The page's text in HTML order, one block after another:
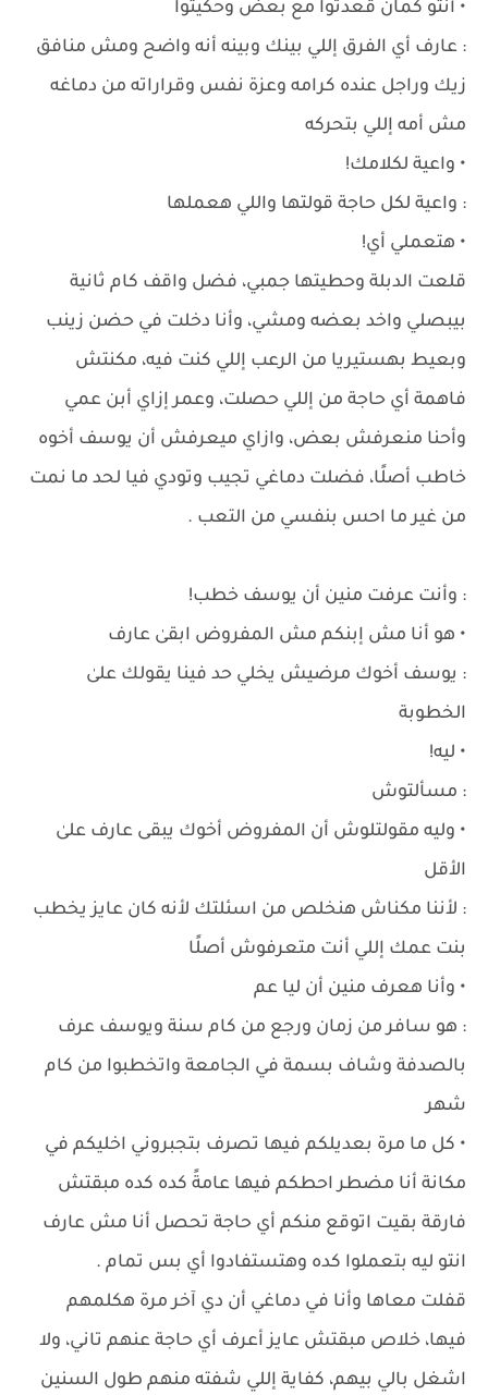
• أنتو كمان قعدتوا مع بعض وحكيتوا
: عارف أي الفرق إللي بينك وبينه أنه واضح ومش منافق
زيك وراجل عنده كرامه وعزة نفس وقراراته من دماغه
مش أمه إللي بتحركه
• واعية لكلامك!
: واعية لكل حاجة قولتها واللي هعملها
• هتعملي أي!
قلعت الدبلة وحطيتها جمبي، فضل واقف كام ثانية
بيبصلي واخد بعضه ومشي، وأنا دخلت في حضن زينب
وبعيط بهستيريا من الرعب إللي كنت فيه، مكنتش
فاهمة أي حاجة من إللي حصلت، وعمر إزاي أبن عمي
وأحنا منعرفش بعض، وازاي ميعرفش أن يوسف أخوه
خاطب أصلًا، فضلت دماغي تجيب وتودي فيا لحد ما نمت
من غير ما احس بنفسي من التعب .
: وأنت عرفت منين أن يوسف خطب!
• هو أنا مش إبنكم مش المفروض ابقىٰ عارف
: يوسف أخوك مرضيش يخلي حد فينا يقولك علىٰ
الخطوبة
• ليه!
: مسألتوش
• وليه مقولتلوش أن المفروض أخوك يبقى عارف علىٰ
الأقل
: لأننا مكناش هنخلص من اسئلتك لأنه كان عايز يخطب
بنت عمك إللي أنت متعرفوش أصلًا
• وأنا هعرف منين أن ليا عم
: هو سافر من زمان ورجع من كام سنة ويوسف عرف
بالصدفة وشاف بسمة في الجامعة واتخطبوا من كام
شهر
• كل ما مرة بعديلكم فيها تصرف بتجبروني اخليكم في
مكانة أنا مضطر احطكم فيها عامةً كده كده مبقتش
فارقة بقيت اتوقع منكم أي حاجة تحصل أنا مش عارف
انتو ليه بتعملوا كده وهتستفادوا أي بس تمام .
قفلت معاها وأنا في دماغي أن دي آخر مرة هكلمهم
فيها، خلاص مبقتش عايز أعرف أي حاجة عنهم تاني، ولا
اشغل بالي بيهم، كفاية إللي شفته منهم طول السنين